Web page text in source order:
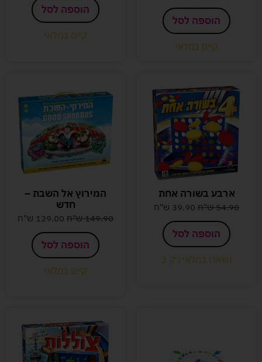
הוספה לסל
קיים במלאי
הוספה לסל
קיים במלאי
ארבע בשורה אחת
54.90 ש"ח 39.90 ש"ח
הוספה לסל
נשארו במלאי רק 2
המירוץ אל השבת –
חדש
149.90 ש"ח 129.00 ש"ח
הוספה לסל
קיים במלאי